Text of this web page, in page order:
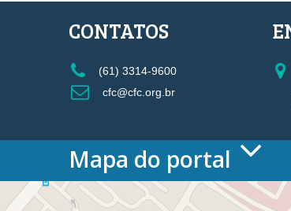
CONTATOS
(61) 3314-9600
cfc@cfc.org.br
Mapa do portal
HOME
O CONSELHO